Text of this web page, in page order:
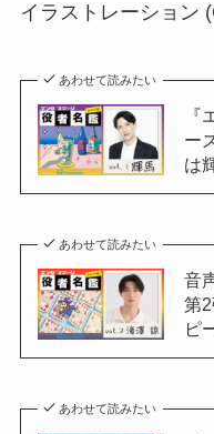
イラストレーション
あわせて読みたい
ー
は
あわせて読みたい
音
第
ピ
あわせて読みたい